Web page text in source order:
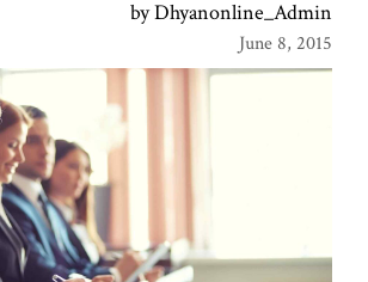
by Dhyanonline_Admin
June 8, 2015